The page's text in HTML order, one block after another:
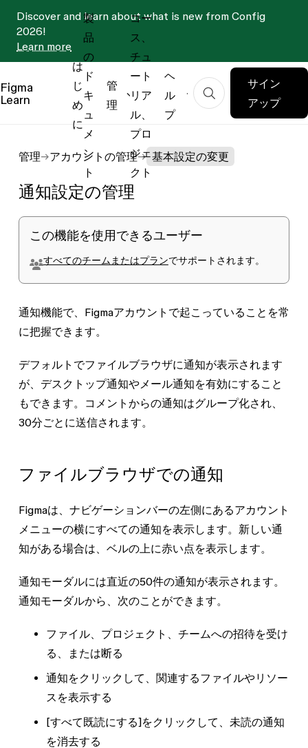
Discover and learn about what is new from Config
2026!
Learn more
Figma
Learn
は
じ
め
に
製
品
の
ド
キ
ュ
メ
ン
ト
管
理
コー
ス、
チュ
ート
リア
ル、
プロ
ジェ
クト
ヘ
ル
プ
サイン
アップ
管理 アカウントの管理 基本設定の変更
通知設定の管理
この機能を使用できるユーザー
すべてのチームまたはプランでサポートされます。
通知機能で、Figmaアカウントで起こっていることを常
に把握できます。
デフォルトでファイルブラウザに通知が表示されます
が、デスクトップ通知やメール通知を有効にすること
もできます。
コメントからの通知はグループ化され、
30分ごとに送信されます。
ファイルブラウザでの通知
Figmaは、ナビゲーションバーの左側にあるアカウント
メニューの横にすべての通知を表示します。新しい通
知がある場合は、ベルの上に赤い点を表示します。
通知モーダルには直近の50件の通知が表示されます。
通知モーダルから、次のことができます。
ファイル、プロジェクト、チームへの招待を受け
る、または断る
通知をクリックして、関連するファイルやリソー
スを表示する
[すべて既読にする]をクリックして、未読の通知
を消去する